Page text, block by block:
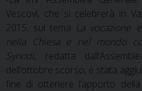
Vescovi, che si celebrerà in
2015, sul tema La vocazione
nella Chiesa e nel mondo
Synodi, redatta
dell’ottobre scorso, è stata
fine di ottenere l’apporto